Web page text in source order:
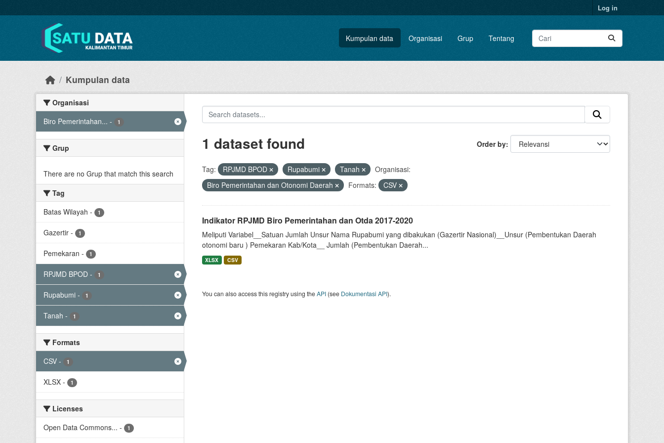
Log in
Kumpulan data Organisasi Grup Tentang
Kumpulan data
Organisasi
Biro Pemerintahan... - 1
Grup
There are no Grup that match this search
Tag
Batas Wilayah - 1
Gazertir - 1
Pemekaran - 1
RPJMD BPOD - 1
Rupabumi - 1
Tanah - 1
Formats
CSV - 1
XLSX - 1
Licenses
Open Data Commons... - 1
Order by
1 dataset found
Tag: RPJMD BPOD Rupabumi Tanah
Organisasi:
Biro Pemerintahan dan Otonomi Daerah
Formats: CSV
Indikator RPJMD Biro Pemerintahan dan Otda 2017-2020
Meliputi Variabel__Satuan Jumlah Unsur Nama Rupabumi yang dibakukan (Gazertir Nasional)__Unsur (Pembentukan Daerah
otonomi baru ) Pemekaran Kab/Kota__ Jumlah (Pembentukan Daerah...
XLSX CSV
You can also access this registry using theAPI(see Dokumentasi API).